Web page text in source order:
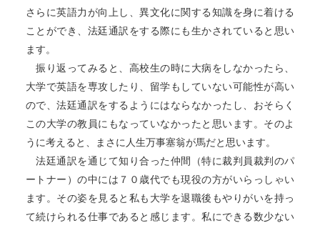
さらに英語力が向上し、異文化に関する知識を身に着ける
ことができ、法廷通訳をする際にも生かされていると思い
ます。
振り返ってみると、高校生の時に大病をしなかったら、
大学で英語を専攻したり、留学もしていない可能性が高い
ので、法廷通訳をするようにはならなかったし、おそらく
この大学の教員にもなっていなかったと思います。そのよ
うに考えると、まさに人生万事塞翁が馬だと思います。
法廷通訳を通じて知り合った仲間（特に裁判員裁判のパ
ートナー）の中には７０歳代でも現役の方がいらっしゃい
ます。その姿を見ると私も大学を退職後もやりがいを持っ
て続けられる仕事であると感じます。私にできる数少ない